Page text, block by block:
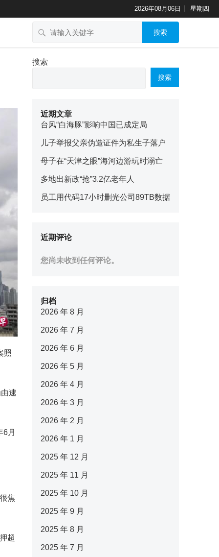
2026年08月06日 星期四
搜索
照
逮
6月
焦
超
搜索
搜索
近期文章
台风“白海豚”影响中国已成定局
儿子举报父亲伪造证件为私生子落户
母子在“天津之眼”海河边游玩时溺亡
多地出新政“抢”3.2亿老年人
员工用代码17小时删光公司89TB数据
近期评论
您尚未收到任何评论。
归档
2026 年 8 月
2026 年 7 月
2026 年 6 月
2026 年 5 月
2026 年 4 月
2026 年 3 月
2026 年 2 月
2026 年 1 月
2025 年 12 月
2025 年 11 月
2025 年 10 月
2025 年 9 月
2025 年 8 月
2025 年 7 月